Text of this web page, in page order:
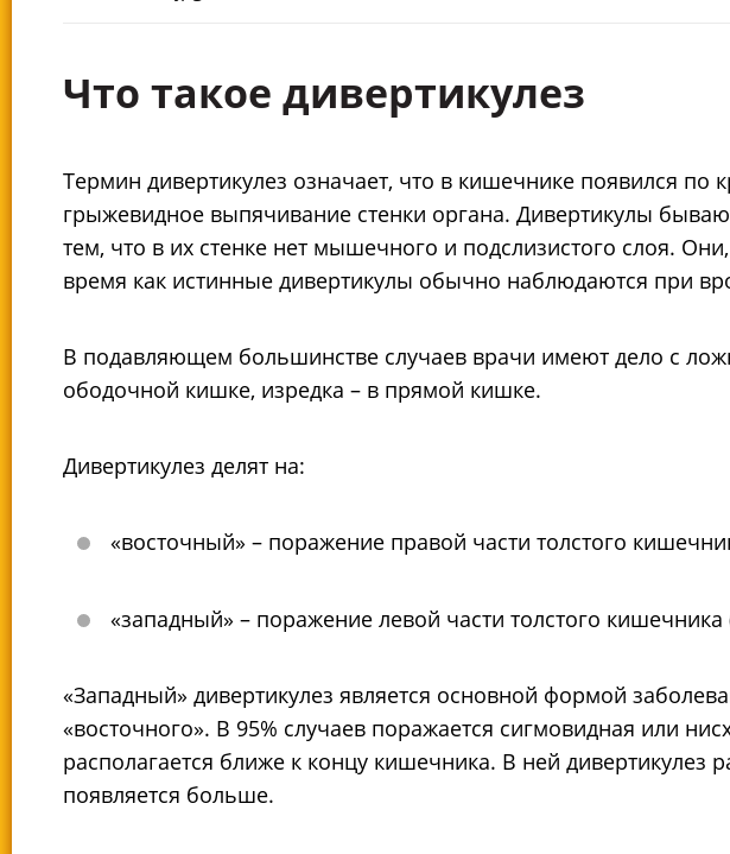
Что такое дивертикулез
Термин дивертикулез означает, что в кишечнике появился по
грыжевидное выпячивание стенки органа. Дивертикулы
тем, что в их стенке нет мышечного и подслизистого слоя.
время как истинные дивертикулы обычно наблюдаются при
В подавляющем большинстве случаев врачи имеют дело с
ободочной кишке, изредка – в прямой кишке.
Дивертикулез делят на:
«восточный» – поражение правой части толстого
«западный» – поражение левой части толстого кишечника
«Западный» дивертикулез является основной формой
«восточного». В 95% случаев поражается сигмовидная или
располагается ближе к концу кишечника. В ней дивертикулез
появляется больше.